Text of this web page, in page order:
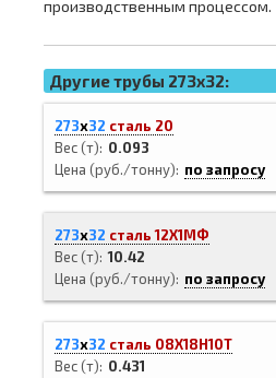
производственным процессом.
Другие трубы 273x32:
273х32 сталь 20
Вес (т)
0.093
Цена (руб./тонну)
по запросу
273х32 сталь 12Х1МФ
Вес (т) 10.42
Цена (руб./тонну)
по запросу
273х32 сталь 08Х18Н10Т
Вес (т)
0.431